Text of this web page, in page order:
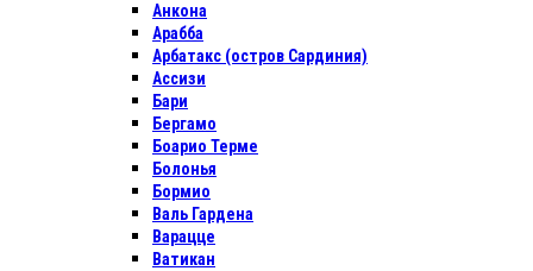
Анкона
Арабба
Арбатакс (остров Сардиния)
Ассизи
Бари
Бергамо
Боарио Терме
Болонья
Бормио
Валь Гардена
Варацце
Ватикан